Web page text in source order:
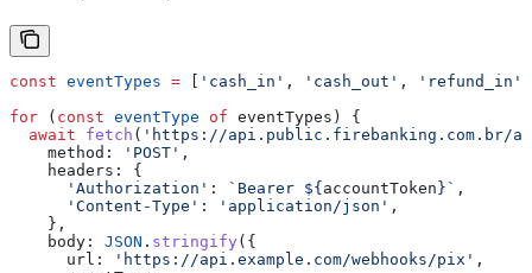
const eventTypes = 'cash_in' , 'cash_out' , 'refund_in'
for ( const eventType of eventTypes ) {
  await
fetch ( 'https://api.public.firebanking.com.br/
    method:
'POST' ,
    headers:
{
      'Authorization'
: `Bearer ${ accountToken } ` ,
      'Content-Type'
: 'application/json' ,
    },
    body:
JSON . stringify ({
      url:
'https://api.example.com/webhooks/pix' ,